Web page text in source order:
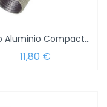
Tubo Aluminio Compacto Gris Ø 110 mm. / 5...
11,80 €